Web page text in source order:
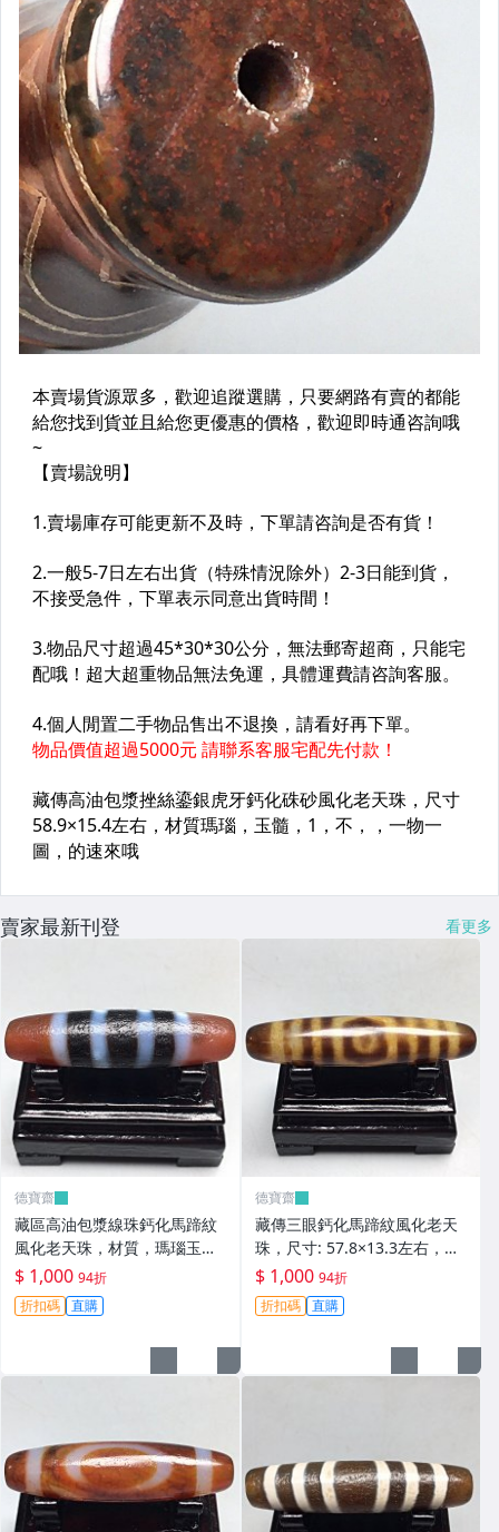
賣家最新刊登 看更多
德寶齋
藏區高油包漿線珠鈣化馬蹄紋
風化老天珠，材質，瑪瑙玉
髓，尺寸：49.4×13左 天珠 瑪
瑙 硃砂【德寶齋】408
$ 1,000 94折
折扣碼 直購
德寶齋
藏傳三眼鈣化馬蹄紋風化老天
珠，尺寸: 57.8×13.3左右，材
質：瑪瑙，玉髓， 天珠 瑪瑙
硃砂【德寶齋】407
$ 1,000 94折
折扣碼 直購